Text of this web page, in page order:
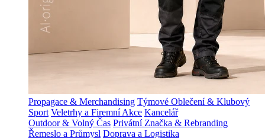
Propagace & Merchandising Týmové Oblečení & Klubový
Sport Veletrhy a Firemní Akce Kancelář
Outdoor & Volný Čas Privátní Značka & Rebranding
Řemeslo a Průmysl Doprava a Logistika